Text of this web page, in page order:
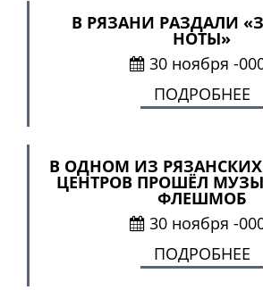
В РЯЗАНИ РАЗДАЛИ
НОТЫ»
30 ноября -
ПОДРОБНЕЕ
В ОДНОМ ИЗ
ЦЕНТРОВ ПРОШЁЛ
ФЛЕШМОБ
30 ноября -
ПОДРОБНЕЕ